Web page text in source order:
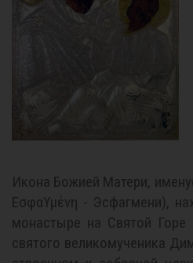
Ико­на Бо­жи­ей Ма­те­ри,
Εσφαϒμένη - Эсфагмени),
мо­на­сты­ре на Святой
свя­то­го великомученика